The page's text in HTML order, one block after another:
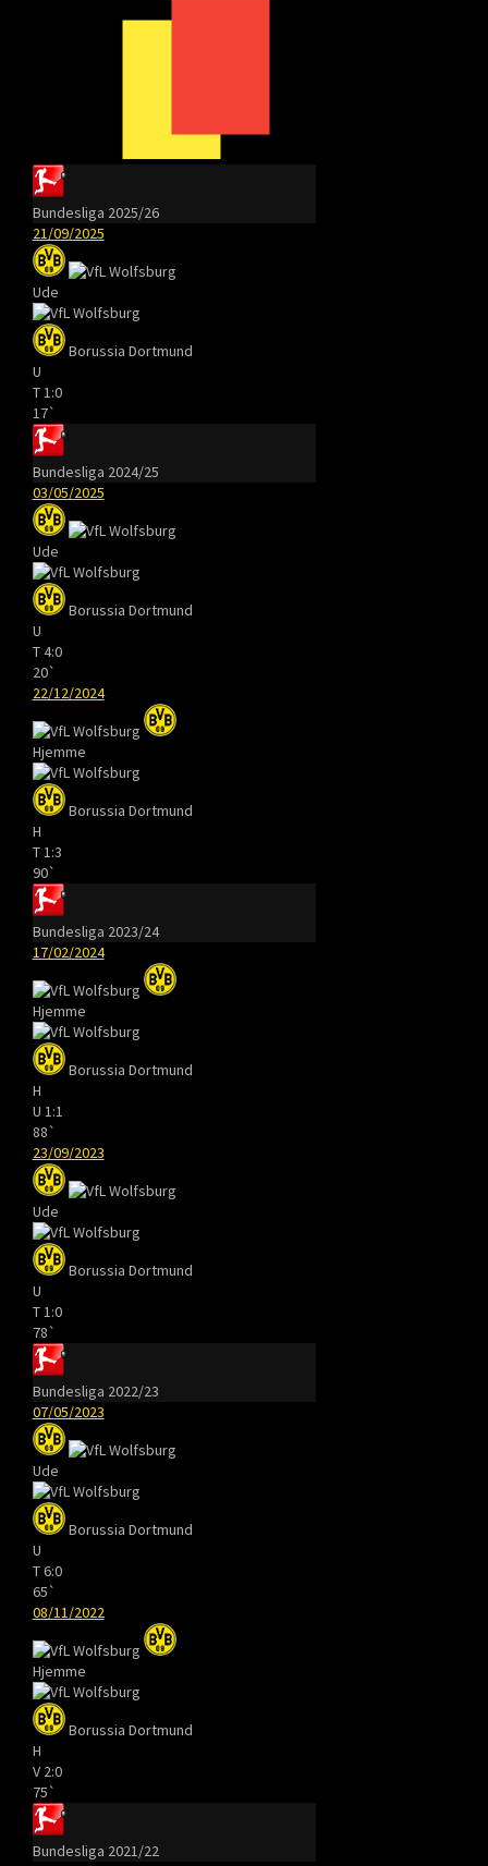
Bundesliga 2025/26
21/09/2025
Ude
Borussia Dortmund
U
T 1:0
17`
Bundesliga 2024/25
03/05/2025
Ude
Borussia Dortmund
U
T4:0
20`
22/12/2024
Hjemme
Borussia Dortmund
H
T 1:3
90`
Bundesliga 2023/24
17/02/2024
Hjemme
Borussia Dortmund
H
U 1:1
88`
23/09/2023
Ude
Borussia Dortmund
U
T 1:0
78`
Bundesliga 2022/23
07/05/2023
Ude
Borussia Dortmund
U
T6:0
65`
08/11/2022
Hjemme
Borussia Dortmund
H
V 2:0
75`
Bundesliga 2021/22